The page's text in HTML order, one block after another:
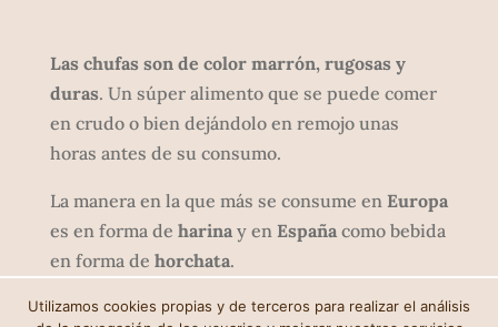
Las chufas son de color marrón, rugosas y
duras. Un súper alimento que se puede comer
en crudo o bien dejándolo en remojo unas
horas antes de su consumo.
La manera en la que más se consume en Europa
es en forma de harinay en Españacomo bebida
en forma de horchata.
Utilizamos cookies propias y de terceros para realizar el análisis